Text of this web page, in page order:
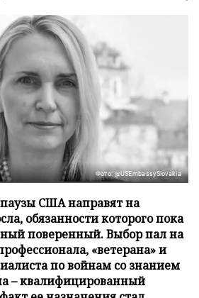
Фото: @USEmbassySlovakia
США направят на
обязанности которого пока
поверенный. Выбор пал на
«ветерана» и
по войнам со знанием
– квалифицированный